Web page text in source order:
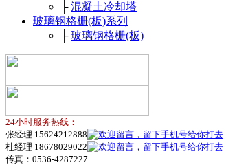
├混凝土冷却塔
玻璃钢格栅(板)系列
├玻璃钢格栅(板)
24小时服务热线：
张经理 15624212888
杜经理 18678029022
传真：0536-4287227